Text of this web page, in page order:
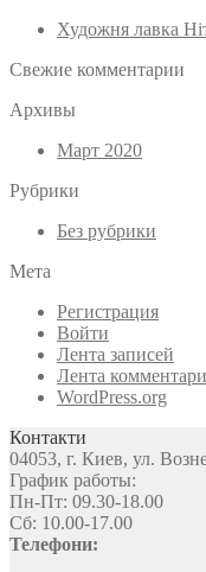
Художня лавка
Свежие комментарии
Архивы
Март 2020
Рубрики
Без рубрики
Мета
Регистрация
Войти
Лента записей
Лента
WordPress.org
Контакти
04053, г. Киев, ул.
График работы:
Пн-Пт: 09.30-18.00
Сб: 10.00-17.00
Телефони: